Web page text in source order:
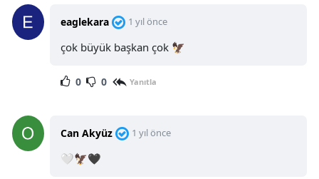
eaglekara 1 yıl önce
çok büyük başkan çok 🦅
0 0 Yanıtla
Can Akyüz 1 yıl önce
🤍🦅🖤